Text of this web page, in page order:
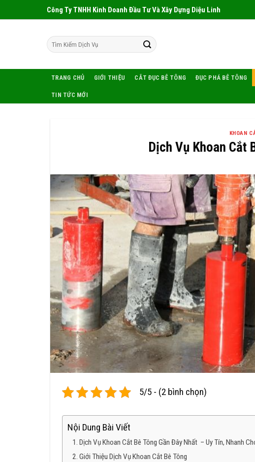
to
Công Ty TNHH Kinh Doanh Đầu Tư Và Xây Dựng Diệu Linh
TRANG CHỦ GIỚI THIỆU CẮT ĐỤC BÊ TÔNG ĐỤC PHÁ BÊ TÔNG
TIN TỨC MỚI
KHOAN
Dịch Vụ Khoan Cắt
5/5 - (2 bình chọn)
Nội Dung Bài Viết
Dịch Vụ Khoan Cắt Bê Tông Gần Đây Nhất – Uy Tín, Nhanh
Giới Thiệu Dịch Vụ Khoan Cắt Bê Tông